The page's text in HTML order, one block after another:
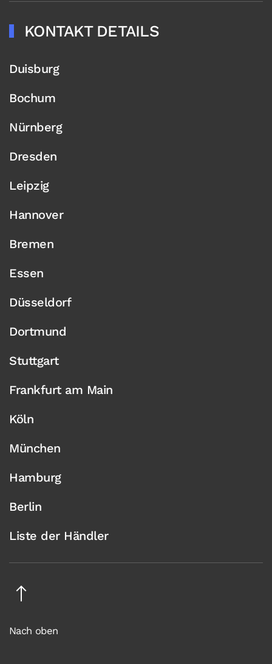
KONTAKT DETAILS
Duisburg
Bochum
Nürnberg
Dresden
Leipzig
Hannover
Bremen
Essen
Düsseldorf
Dortmund
Stuttgart
Frankfurt am Main
Köln
München
Hamburg
Berlin
Liste der Händler
Nach oben